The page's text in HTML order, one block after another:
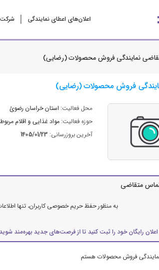
اعلان‌های اعطای نمایندگی
نمایندگی فروش محصولات (رضایی)
فروش محصولات (رضایی)
محل فعالیت: استان خراسان رضوئ
حوزه فعالیت: مواد غذایی و اقلام
آخرین بروزرسانی: 1405/01/23
متقاضی
به منظور حفظ حریم خصوصی کاربران، تنها
رایگان خود را ثبت کنید تا از فرصت‌های جدید بهره‌مند
فروش محصولات هستم